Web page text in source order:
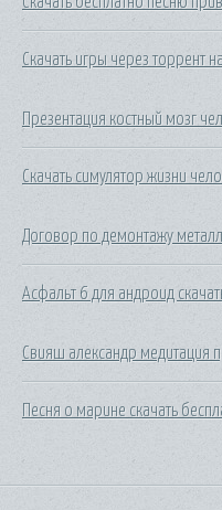
Скачать игры через торрент
Презентация костный мозг
Скачать симулятор жизни
Договор по демонтажу
Асфальт 6 для андроид
Свияш александр медитация
Песня о марине скачать